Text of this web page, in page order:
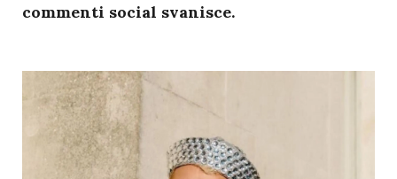
commenti social svanisce.